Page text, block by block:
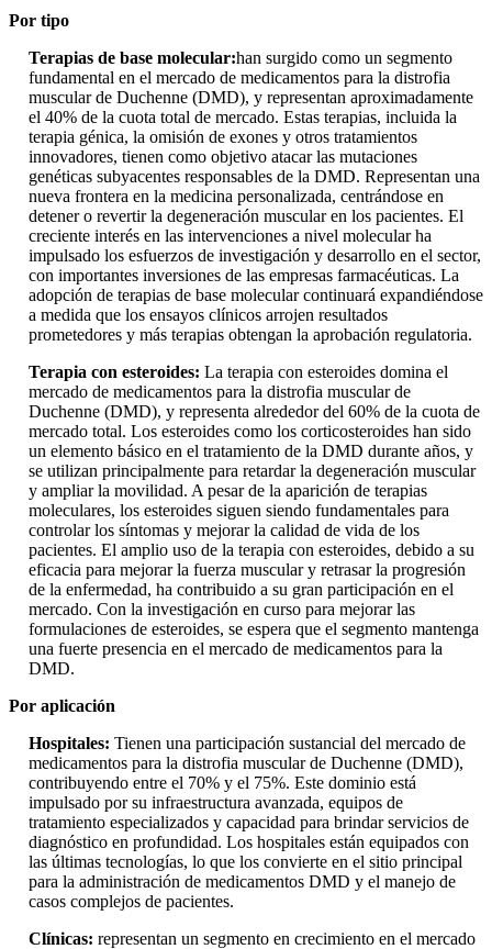
Por tipo
Terapias de base molecular:han surgido como un segmento
fundamental en el mercado de medicamentos para la distrofia
muscular de Duchenne (DMD), y representan aproximadamente
el 40% de la cuota total de mercado. Estas terapias, incluida la
terapia génica, la omisión de exones y otros tratamientos
innovadores, tienen como objetivo atacar las mutaciones
genéticas subyacentes responsables de la DMD. Representan una
nueva frontera en la medicina personalizada, centrándose en
detener o revertir la degeneración muscular en los pacientes. El
creciente interés en las intervenciones a nivel molecular ha
impulsado los esfuerzos de investigación y desarrollo en el sector,
con importantes inversiones de las empresas farmacéuticas. La
adopción de terapias de base molecular continuará expandiéndose
a medida que los ensayos clínicos arrojen resultados
prometedores y más terapias obtengan la aprobación regulatoria.
Terapia con esteroides: La terapia con esteroides domina el
mercado de medicamentos para la distrofia muscular de
Duchenne (DMD), y representa alrededor del 60% de la cuota de
mercado total. Los esteroides como los corticosteroides han sido
un elemento básico en el tratamiento de la DMD durante años, y
se utilizan principalmente para retardar la degeneración muscular
y ampliar la movilidad. A pesar de la aparición de terapias
moleculares, los esteroides siguen siendo fundamentales para
controlar los síntomas y mejorar la calidad de vida de los
pacientes. El amplio uso de la terapia con esteroides, debido a su
eficacia para mejorar la fuerza muscular y retrasar la progresión
de la enfermedad, ha contribuido a su gran participación en el
mercado. Con la investigación en curso para mejorar las
formulaciones de esteroides, se espera que el segmento mantenga
una fuerte presencia en el mercado de medicamentos para la
DMD.
Por aplicación
Hospitales: Tienen una participación sustancial del mercado de
medicamentos para la distrofia muscular de Duchenne (DMD),
contribuyendo entre el 70% y el 75%. Este dominio está
impulsado por su infraestructura avanzada, equipos de
tratamiento especializados y capacidad para brindar servicios de
diagnóstico en profundidad. Los hospitales están equipados con
las últimas tecnologías, lo que los convierte en el sitio principal
para la administración de medicamentos DMD y el manejo de
casos complejos de pacientes.
Clínicas: representan un segmento en crecimiento en el mercado